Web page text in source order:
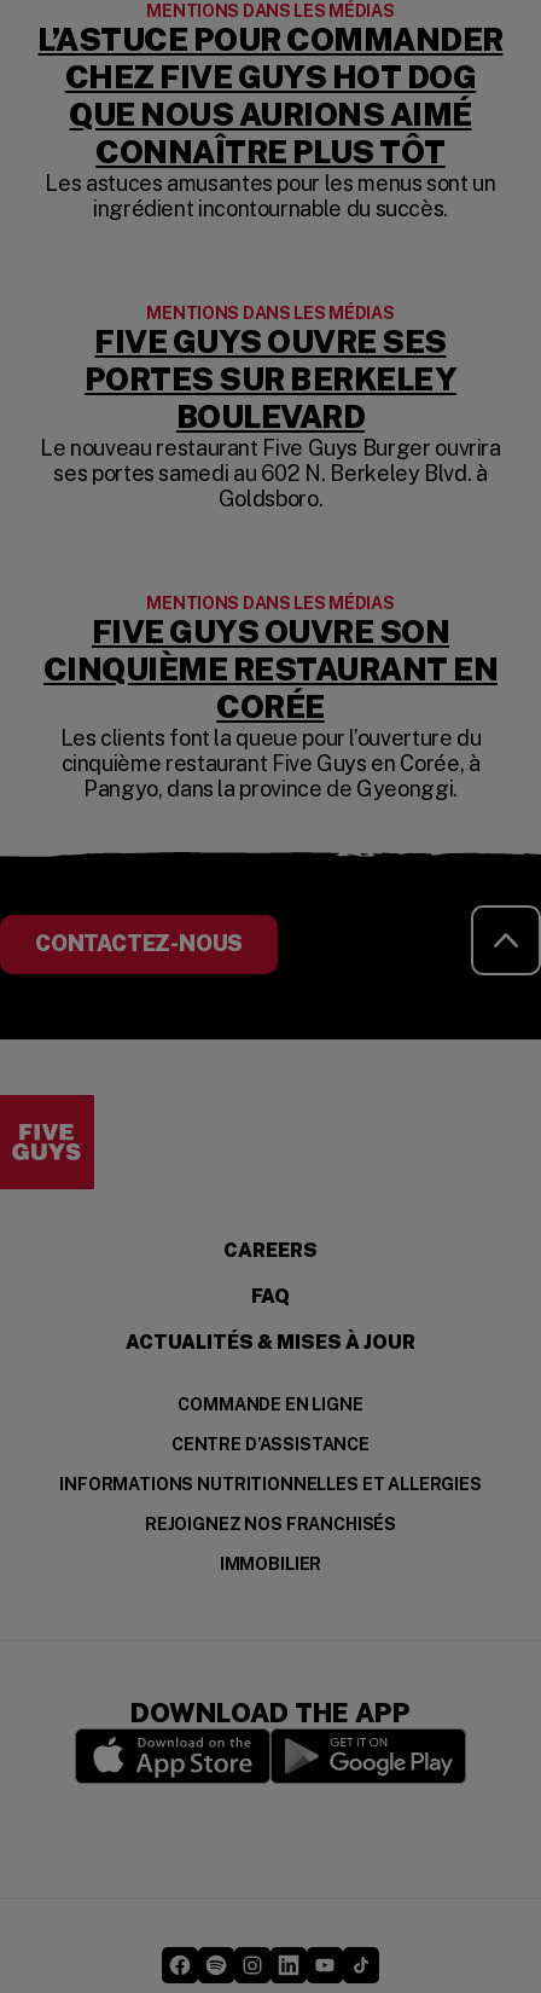
MENTIONS DANS LES MÉDIAS
L’ASTUCE POUR COMMANDER
CHEZ FIVE GUYS HOT DOG
QUE NOUS AURIONS AIMÉ
CONNAÎTRE PLUS TÔT
Les astuces amusantes pour les menus sont un
ingrédient incontournable du succès.
MENTIONS DANS LES MÉDIAS
FIVE GUYS OUVRE SES
PORTES SUR BERKELEY
BOULEVARD(OPENS IN
Le nouveau restaurant Five Guys Burger ouvrira
ses portes samedi au 602 N. Berkeley Blvd. à
Goldsboro.
MENTIONS DANS LES MÉDIAS
FIVE GUYS OUVRE SON
CINQUIÈME RESTAURANT EN
CORÉE(OPENS IN A
Les clients font la queue pour l’ouverture du
cinquième restaurant Five Guys en Corée, à
Pangyo, dans la province de Gyeonggi.
CONTACTEZ-NOUS
CAREERS
FAQ
ACTUALITÉS & MISES À JOUR
COMMANDE EN LIGNE
CENTRE D’ASSISTANCE
INFORMATIONS NUTRITIONNELLES ET ALLERGIES
REJOIGNEZ NOS FRANCHISÉS
IMMOBILIER
DOWNLOAD THE APP
Five Guys on Facebook
Five Guys on Spotify
Five Guys on Instagram
Five Guys on LinkedIn
Five Guys on YouTube
Five Guys on TikTok